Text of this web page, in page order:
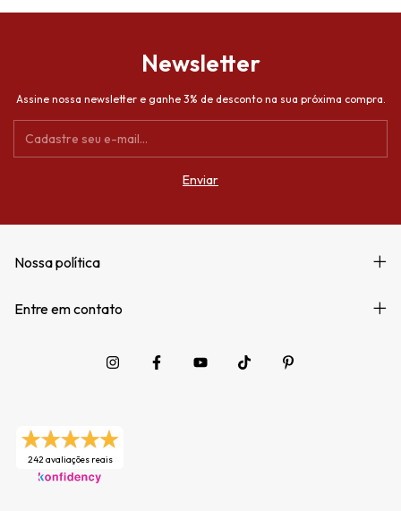
Newsletter
Assine nossa newsletter e ganhe 3% de desconto na sua próxima compra.
Nossa política
Entre em contato
242 avaliações reais